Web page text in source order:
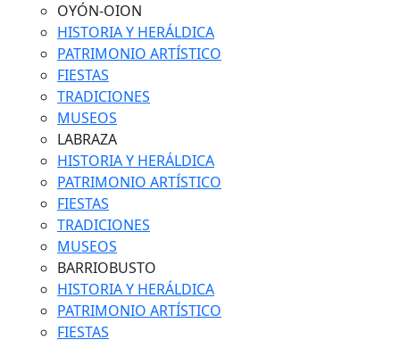
OYÓN-OION
HISTORIA Y HERÁLDICA
PATRIMONIO ARTÍSTICO
FIESTAS
TRADICIONES
MUSEOS
LABRAZA
HISTORIA Y HERÁLDICA
PATRIMONIO ARTÍSTICO
FIESTAS
TRADICIONES
MUSEOS
BARRIOBUSTO
HISTORIA Y HERÁLDICA
PATRIMONIO ARTÍSTICO
FIESTAS